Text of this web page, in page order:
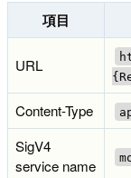
項目
URL
Content-Type
SigV4
service name